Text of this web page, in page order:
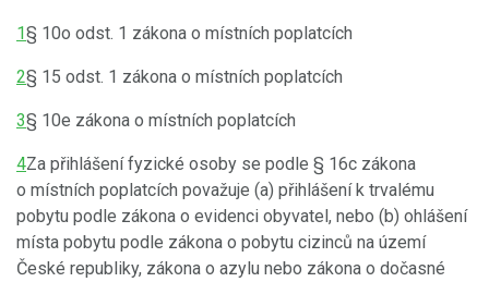
1§ 10o odst. 1 zákona o místních poplatcích
2§ 15 odst. 1 zákona o místních poplatcích
3§ 10e zákona o místních poplatcích
4Za přihlášení fyzické osoby se podle § 16c zákona
o místních poplatcích považuje (a) přihlášení k trvalému
pobytu podle zákona o evidenci obyvatel, nebo (b) ohlášení
místa pobytu podle zákona o pobytu cizinců na území
České republiky, zákona o azylu nebo zákona o dočasné